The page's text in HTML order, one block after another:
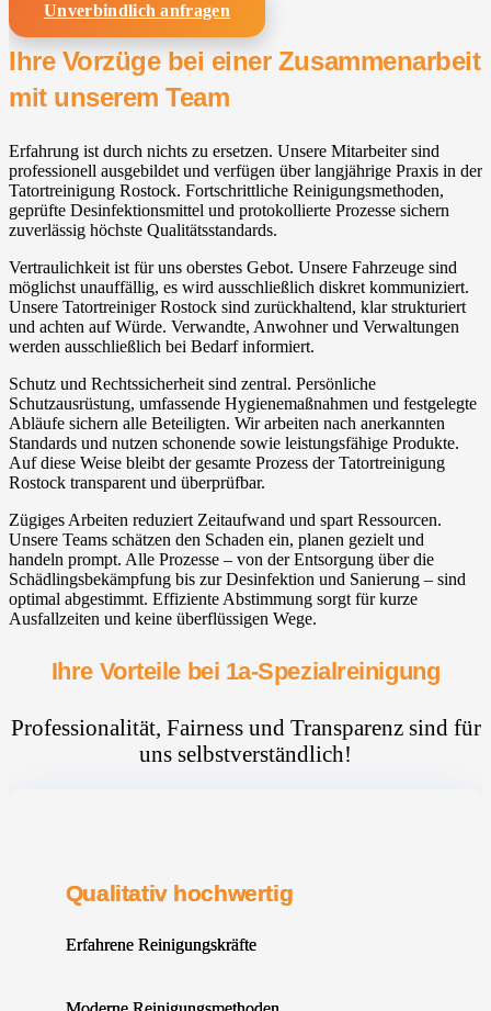
Unverbindlich anfragen
Ihre Vorzüge bei einer Zusammenarbeit
mit unserem Team
Erfahrung ist durch nichts zu ersetzen. Unsere Mitarbeiter sind
professionell ausgebildet und verfügen über langjährige Praxis in der
Tatortreinigung Rostock. Fortschrittliche Reinigungsmethoden,
geprüfte Desinfektionsmittel und protokollierte Prozesse sichern
zuverlässig höchste Qualitätsstandards.
Vertraulichkeit ist für uns oberstes Gebot. Unsere Fahrzeuge sind
möglichst unauffällig, es wird ausschließlich diskret kommuniziert.
Unsere Tatortreiniger Rostock sind zurückhaltend, klar strukturiert
und achten auf Würde. Verwandte, Anwohner und Verwaltungen
werden ausschließlich bei Bedarf informiert.
Schutz und Rechtssicherheit sind zentral. Persönliche
Schutzausrüstung, umfassende Hygienemaßnahmen und festgelegte
Abläufe sichern alle Beteiligten. Wir arbeiten nach anerkannten
Standards und nutzen schonende sowie leistungsfähige Produkte.
Auf diese Weise bleibt der gesamte Prozess der Tatortreinigung
Rostock transparent und überprüfbar.
Zügiges Arbeiten reduziert Zeitaufwand und spart Ressourcen.
Unsere Teams schätzen den Schaden ein, planen gezielt und
handeln prompt. Alle Prozesse – von der Entsorgung über die
Schädlingsbekämpfung bis zur Desinfektion und Sanierung – sind
optimal abgestimmt. Effiziente Abstimmung sorgt für kurze
Ausfallzeiten und keine überflüssigen Wege.
Ihre Vorteile bei 1a-Spezialreinigung
Professionalität, Fairness und Transparenz sind für
uns selbstverständlich!
Qualitativ hochwertig
Erfahrene Reinigungskräfte